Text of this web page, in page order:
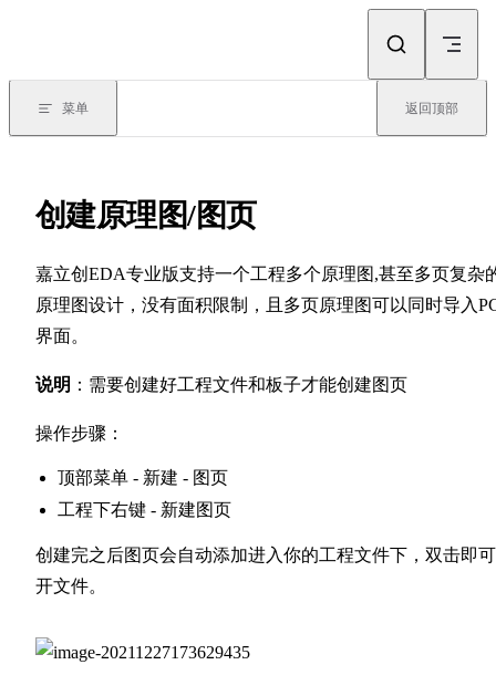
菜单 返回顶部
创建原理图/图页
嘉立创EDA专业版支持一个工程多个原理图,甚至多页复杂
原理图设计，没有面积限制，且多页原理图可以同时导入
界面。
说明 ：需要创建好工程文件和板子才能创建图页
操作步骤：
顶部菜单 - 新建 - 图页
工程下右键 - 新建图页
创建完之后图页会自动添加进入你的工程文件下，双击即
开文件。